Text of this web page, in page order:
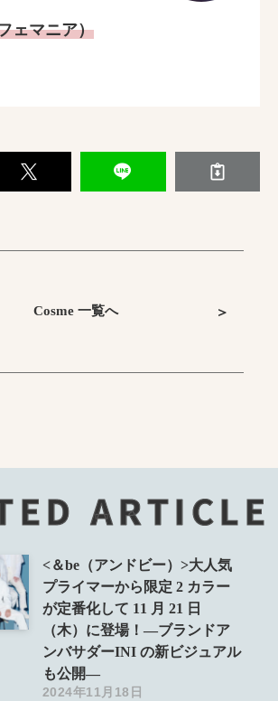
ェマニア）
Cosme 一覧へ ＞
ARTICLE
<＆be（アンドビー）>大人気
プライマーから限定 2 カラー
が定番化して 11 月 21 日
（木）に登場！―ブランドア
ンバサダーINI の新ビジュアル
も公開―
2024年11月18日